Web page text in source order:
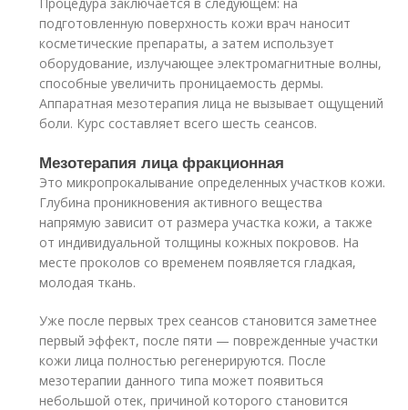
подготовленную поверхность кожи врач наносит
косметические препараты, а затем использует
оборудование, излучающее электромагнитные волны,
способные увеличить проницаемость дермы.
Аппаратная мезотерапия лица не вызывает ощущений
боли. Курс составляет всего шесть сеансов.
Мезотерапия лица фракционная
Это микропрокалывание определенных участков кожи.
Глубина проникновения активного вещества
напрямую зависит от размера участка кожи, а также
от индивидуальной толщины кожных покровов. На
месте проколов со временем появляется гладкая,
молодая ткань.
Уже после первых трех сеансов становится заметнее
первый эффект, после пяти — поврежденные участки
кожи лица полностью регенерируются. После
мезотерапии данного типа может появиться
небольшой отек, причиной которого становится